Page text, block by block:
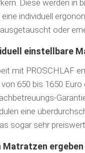
Diese werden in
individuell
oder
einstellbare
mit PROSCHLAF
650 bis 1650 Euro
eine
sogar sehr